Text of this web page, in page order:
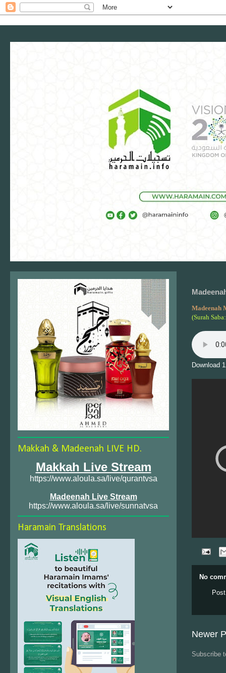
Madeenah
(Surah
Download
No
Newer
Subscribe
Makkah & Madeenah LIVE HD.
Makkah Live Stream
https://www.aloula.sa/live/qurantvsa
Madeenah Live Stream
https://www.aloula.sa/live/sunnatvsa
Haramain Translations